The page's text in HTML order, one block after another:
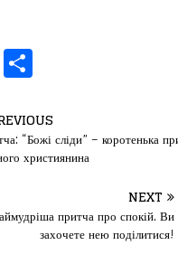
E
m
іл
и
т
ис
я
“Божі сліди” – коротенька
християнина
NEXT
притча про спокій. Ви
захочете нею поділитися!